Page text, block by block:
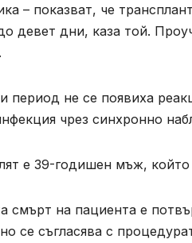
– показват, че
девет дни, каза той.
период не се появиха
чрез синхронно
е 39-годишен мъж,
смърт на пациента е
се съгласява с